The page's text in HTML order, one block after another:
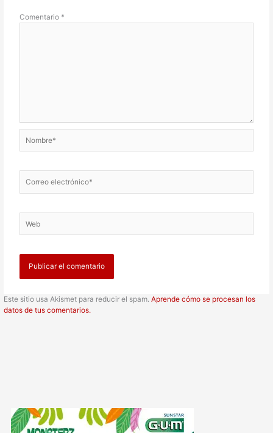
Comentario *
electrónico*
Este sitio usa Akismet para reducir el spam.Aprende cómo se procesan los
datos de tus comentarios.